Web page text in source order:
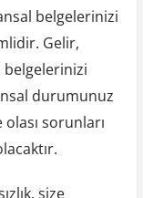
belgelerinizi
Gelir,
belgelerinizi
durumunuz
sorunları
size